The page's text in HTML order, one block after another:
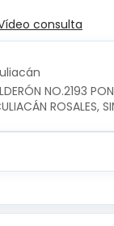
consulta
NO.2193
ROSALES,